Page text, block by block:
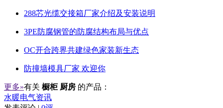
288芯光缆交接箱厂家介绍及安装说明
3PE防腐钢管的防腐结构布局与优点
OC开合跨界共建绿色家装新生态
防撞墙模具厂家 欢迎你
更多»有关 橱柜 厨房 的产品：
水暖电气资讯